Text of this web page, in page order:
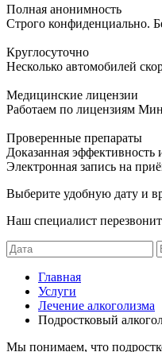
Полная анонимность
Строго конфиденциально.
Круглосуточно
Несколько автомобилей
Медицинские лицензии
Работаем по лицензиям
Проверенные препараты
Доказанная эффективность
Электронная запись на
Выберите удобную дату и
Наш специалист
Главная
Услуги
Лечение алкоголизма
Подростковый
Мы понимаем, что